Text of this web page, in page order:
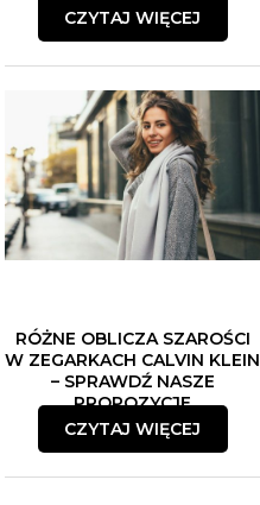
CZYTAJ WIĘCEJ
RÓŻNE OBLICZA SZAROŚCI
W ZEGARKACH CALVIN KLEIN
– SPRAWDŹ NASZE
PROPOZYCJE
CZYTAJ WIĘCEJ